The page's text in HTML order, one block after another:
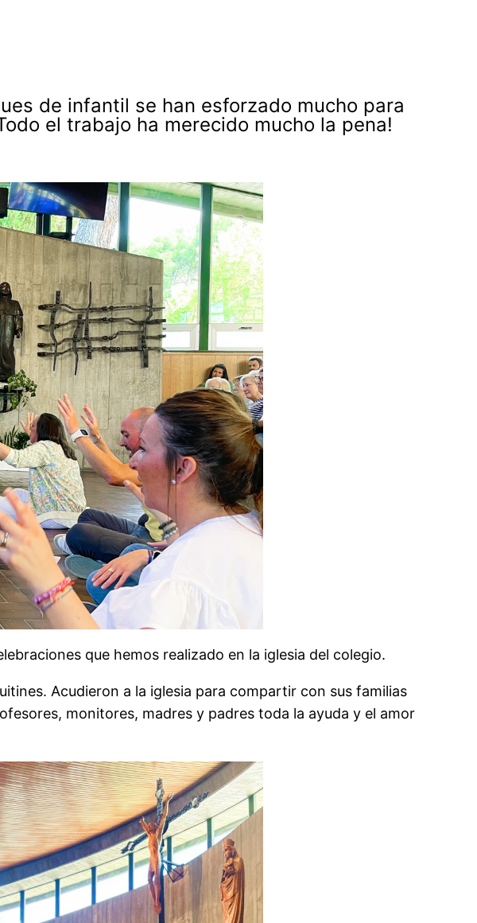
de infantil se han esforzado mucho para
el trabajo ha merecido mucho la pena!
que hemos realizado en la iglesia del colegio.
Acudieron a la iglesia para compartir con sus familias
monitores, madres y padres toda la ayuda y el amor